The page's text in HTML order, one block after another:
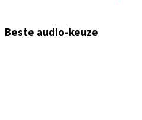
Beste audio-keuze